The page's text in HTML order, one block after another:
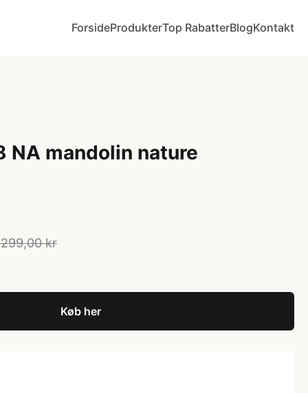
ForsideProdukterTop RabatterBlogKontakt
NA mandolin nature
kr
Køb her